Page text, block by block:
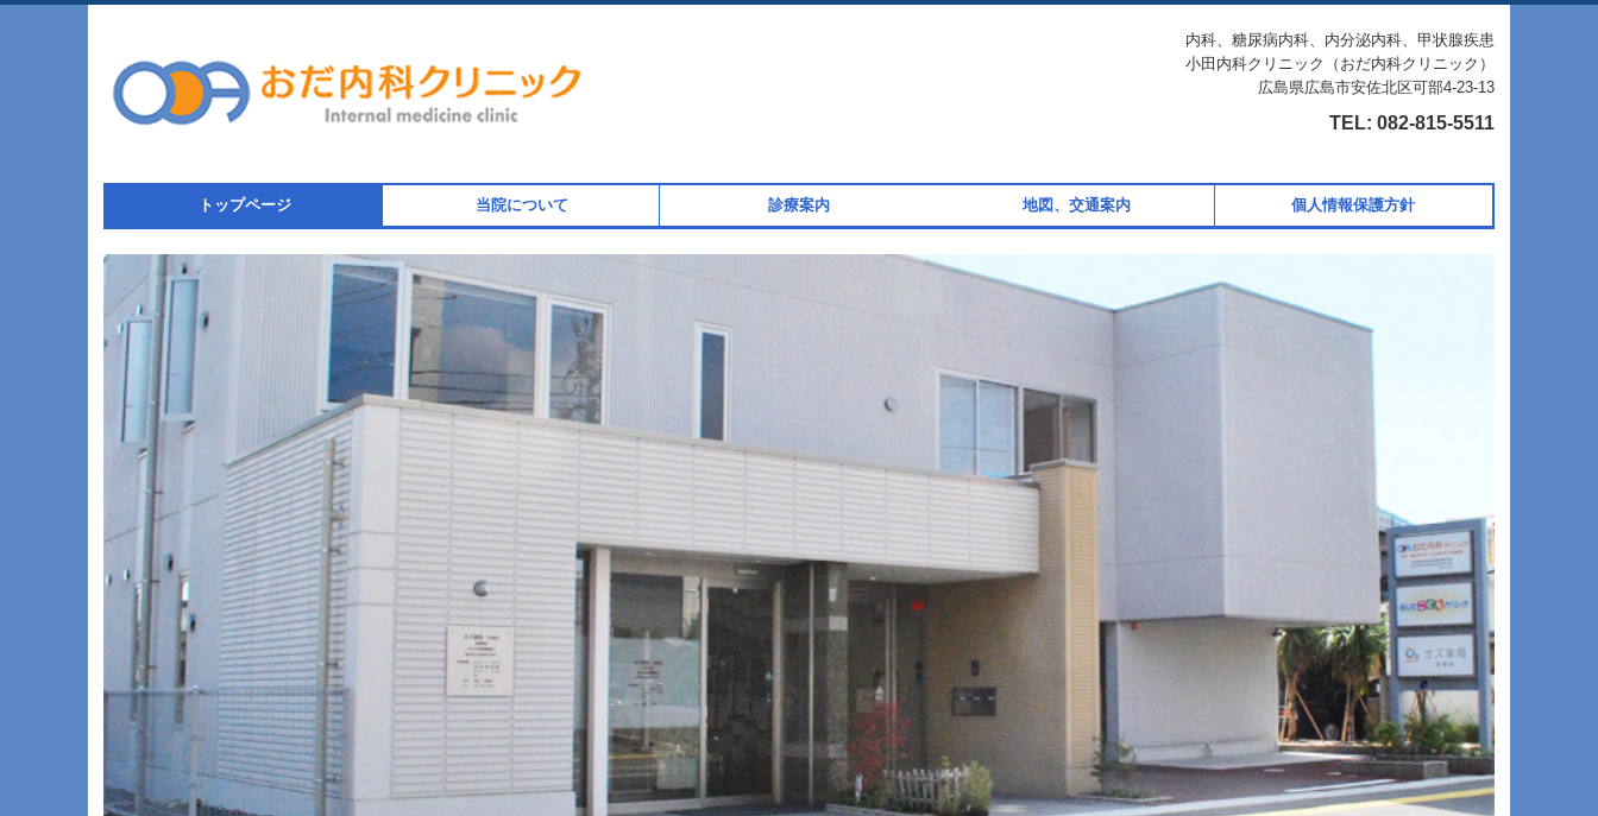
内科、糖尿病内科、内分泌内科、甲状腺疾患
小田内科クリニック（おだ内科クリニック）
広島県広島市安佐北区可部4-23-13
TEL: 082-815-5511
トップページ 当院について 診療案内 地図、交通案内 個人情報保護方針